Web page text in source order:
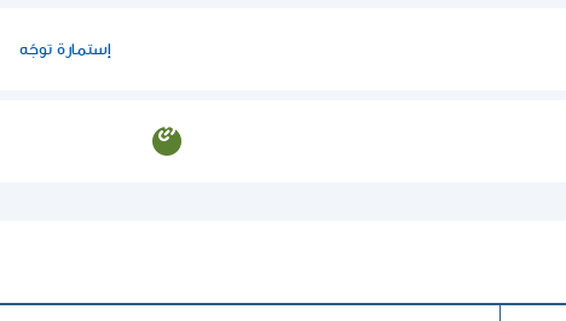
إستمارة توجّه